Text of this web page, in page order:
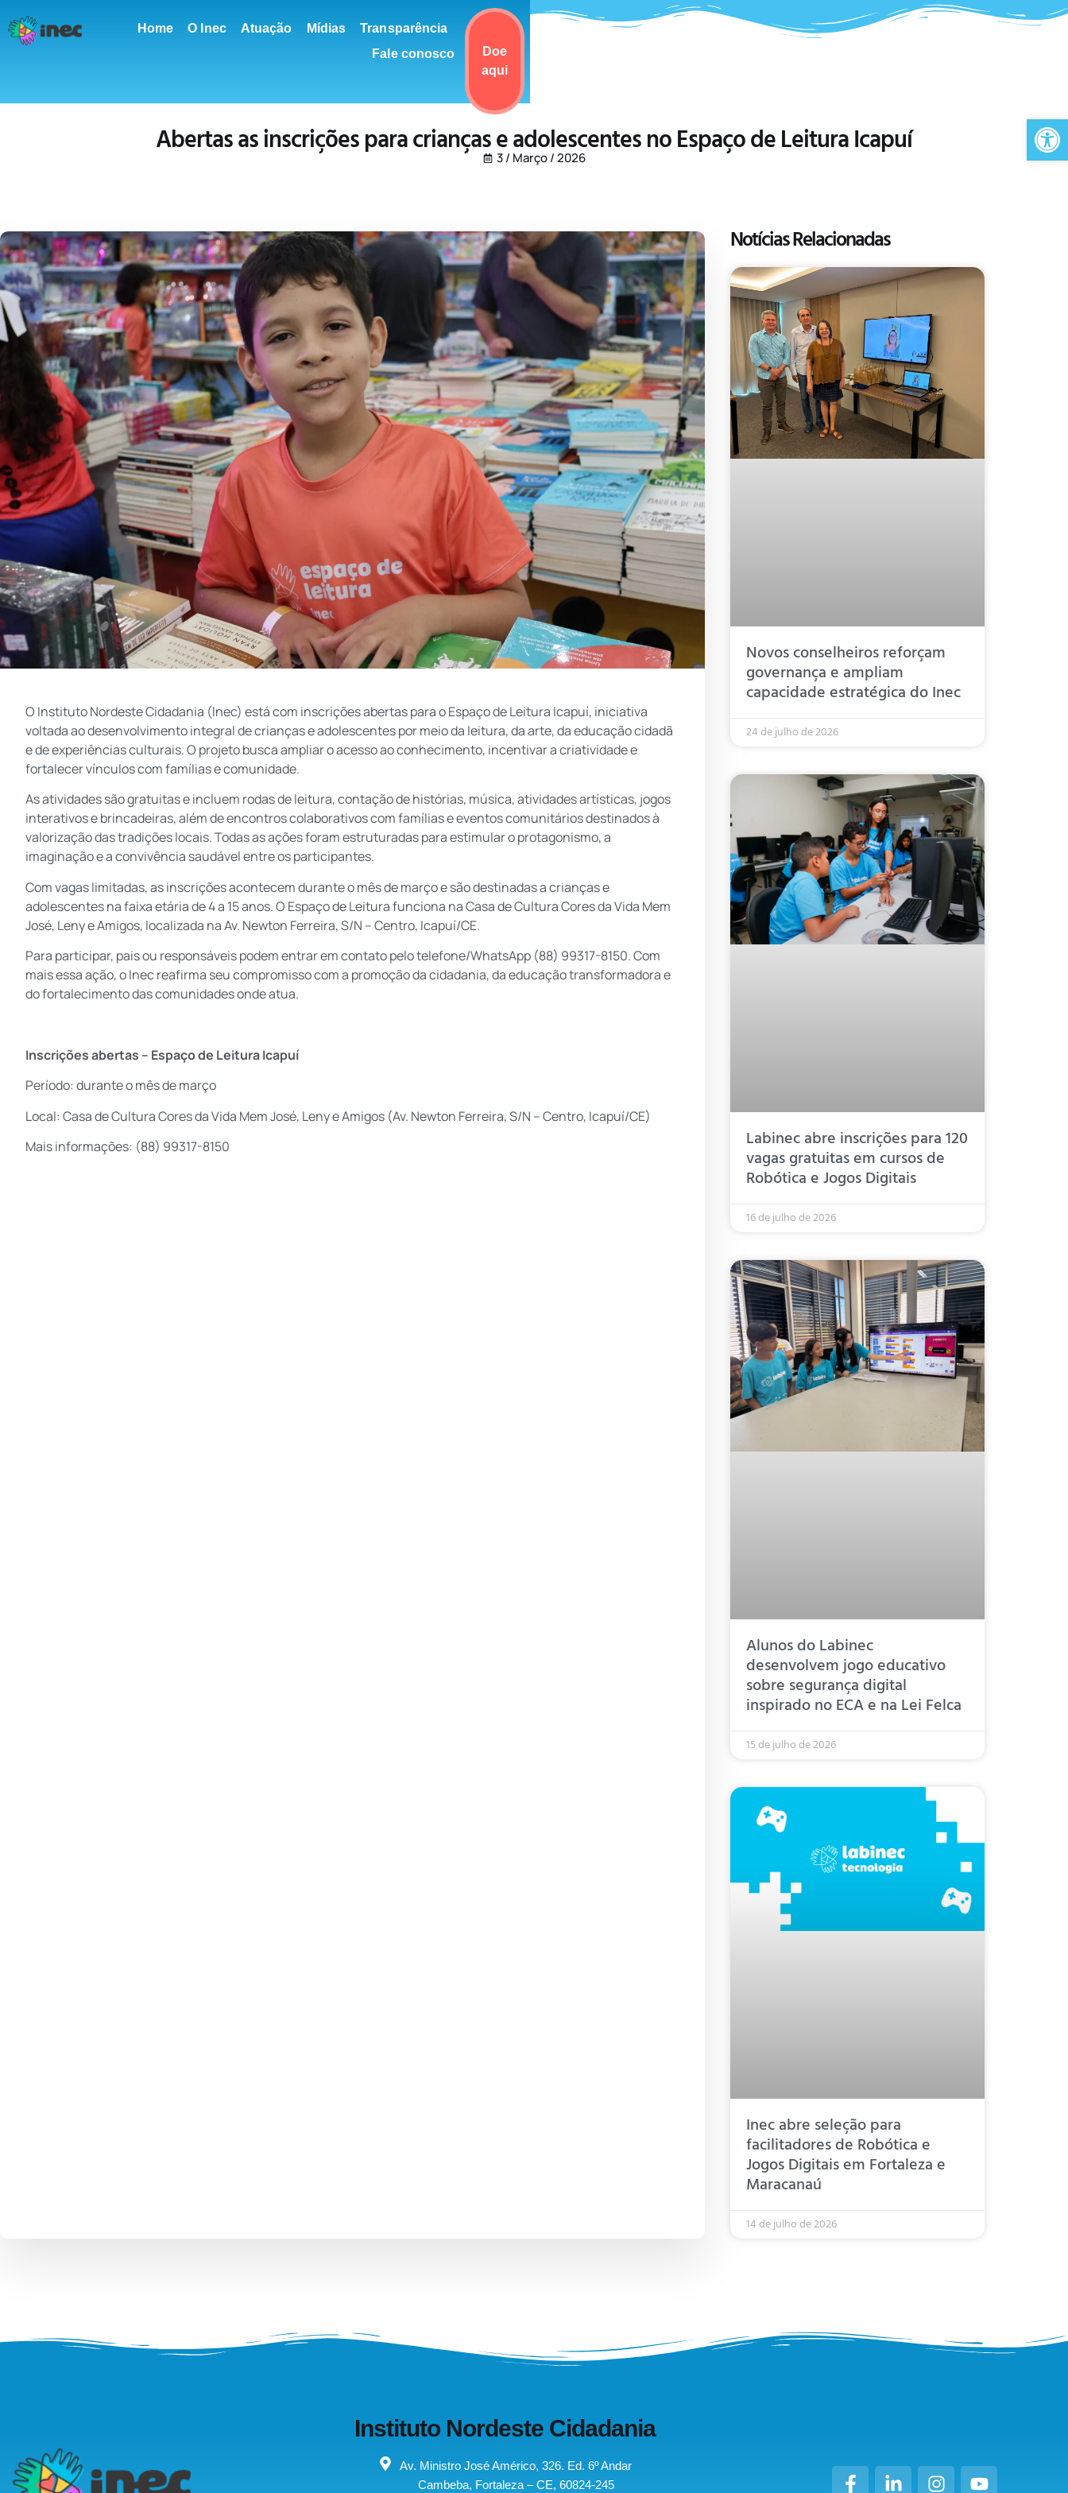
Home O Inec Atuação Mídias
Transparência
Fale conosco
Doe
aqui
Abertas as inscrições para crianças e adolescentes no Espaço de Leitura Icapuí
3 / Março / 2026
O Instituto Nordeste Cidadania (Inec) está com inscrições abertas para o Espaço de Leitura Icapuí, iniciativa
voltada ao desenvolvimento integral de crianças e adolescentes por meio da leitura, da arte, da educação cidadã
e de experiências culturais. O projeto busca ampliar o acesso ao conhecimento, incentivar a criatividade e
fortalecer vínculos com famílias e comunidade.
As atividades são gratuitas e incluem rodas de leitura, contação de histórias, música, atividades artísticas, jogos
interativos e brincadeiras, além de encontros colaborativos com famílias e eventos comunitários destinados à
valorização das tradições locais. Todas as ações foram estruturadas para estimular o protagonismo, a
imaginação e a convivência saudável entre os participantes.
Com vagas limitadas, as inscrições acontecem durante o mês de março e são destinadas a crianças e
adolescentes na faixa etária de 4 a 15 anos. O Espaço de Leitura funciona na Casa de Cultura Cores da Vida Mem
José, Leny e Amigos, localizada na Av. Newton Ferreira, S/N – Centro, Icapuí/CE.
Para participar, pais ou responsáveis podem entrar em contato pelo telefone/WhatsApp (88) 99317-8150. Com
mais essa ação, o Inec reafirma seu compromisso com a promoção da cidadania, da educação transformadora e
do fortalecimento das comunidades onde atua.
Inscrições abertas – Espaço de Leitura Icapuí
Período: durante o mês de março
Local: Casa de Cultura Cores da Vida Mem José, Leny e Amigos (Av. Newton Ferreira, S/N – Centro, Icapuí/CE)
Mais informações: (88) 99317-8150
Notícias Relacionadas
Novos conselheiros reforçam
governança e ampliam
capacidade estratégica do Inec
24 de julho de 2026
Labinec abre inscrições para 120
vagas gratuitas em cursos de
Robótica e Jogos Digitais
16 de julho de 2026
Alunos do Labinec
desenvolvem jogo educativo
sobre segurança digital
inspirado no ECA e na Lei Felca
15 de julho de 2026
Inec abre seleção para
facilitadores de Robótica e
Jogos Digitais em Fortaleza e
Maracanaú
14 de julho de 2026
Instituto Nordeste Cidadania
Av. Ministro José Américo, 326. Ed. 6º Andar
Cambeba, Fortaleza – CE, 60824-245